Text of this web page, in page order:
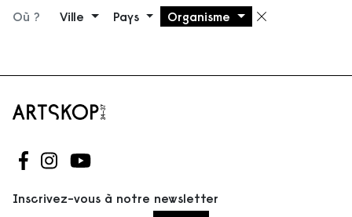
Où ? Ville Pays Organisme
Suivez-nous sur Facebook
Suivez-nous sur Instagram
Suivez-nous sur Youtube
Inscrivez-vous à notre newsletter